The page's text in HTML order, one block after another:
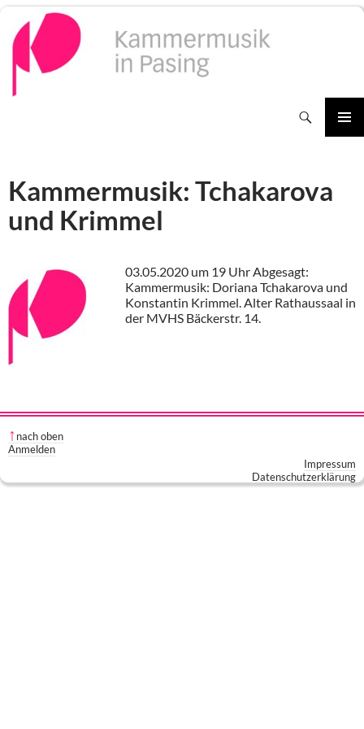
Inhalt
springen
Kammermusik: Tchakarova
und Krimmel
03.05.2020 um 19 Uhr Abgesagt:
Kammermusik: Doriana Tchakarova und
Konstantin Krimmel. Alter Rathaussaal in
der MVHS Bäckerstr. 14.
nach oben
Anmelden
Impressum
Datenschutzerklärung